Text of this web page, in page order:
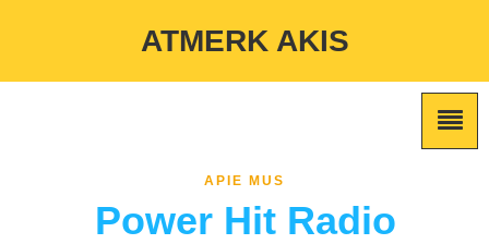
/home/atmerkakis/public_html/wp-content/themes/marketing-
ATMERK AKIS
APIE MUS
Power Hit Radio